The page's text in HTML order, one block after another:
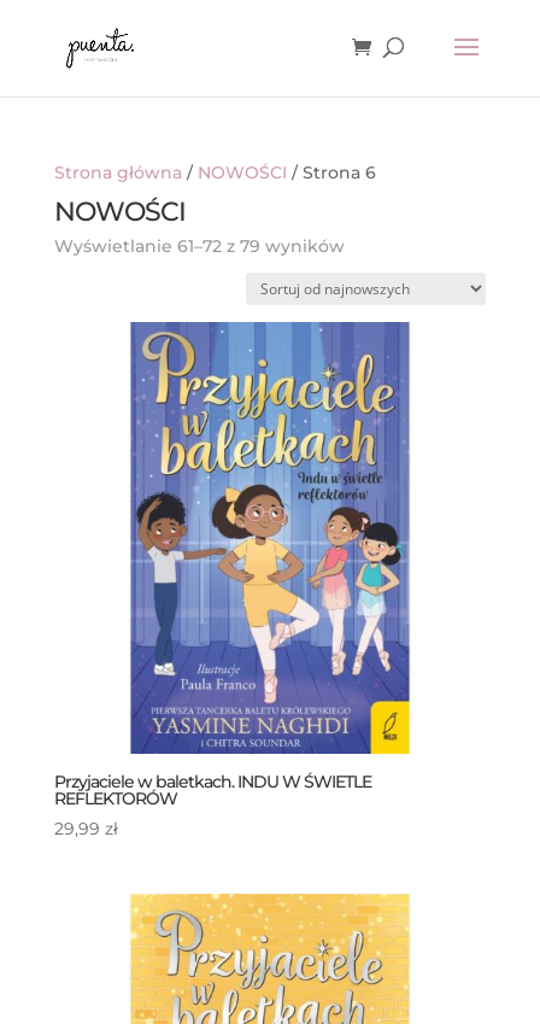
Strona główna / NOWOŚCI / Strona 6
NOWOŚCI
Wyświetlanie 61–72 z 79 wynikówPosortowane
najnowszych
Przyjaciele w baletkach. INDU W ŚWIETLE
REFLEKTORÓW
29,99 zł